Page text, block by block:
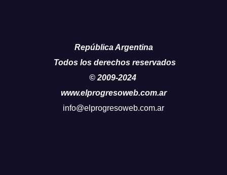
República Argentina
Todos los derechos reservados
© 2009-2024
www.elprogresoweb.com.ar
info@elprogresoweb.com.ar